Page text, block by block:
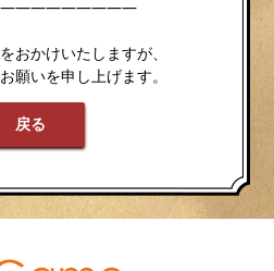
おかけいたしますが、
願いを申し上げます。
戻る